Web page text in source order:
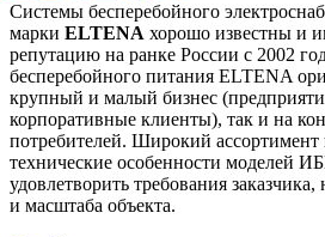
Системы бесперебойного
марки ELTENA хорошо известны и
репутацию на ранке России с 2002
бесперебойного питания ELTENA
крупный и малый бизнес
корпоративные клиенты), так и на
потребителей. Широкий ассортимент
технические особенности моделей
удовлетворить требования
и масштаба объекта.